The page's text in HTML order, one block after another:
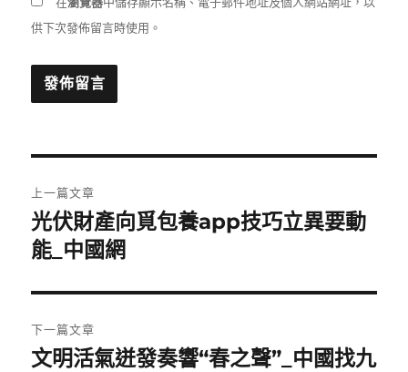
供下次發佈留言時使用。
章
導
覽
上一篇文章
上
一
文
章:
光伏財產向覓包養app技巧立異要動
能_中國網
下一篇文章
下
文明活氣迸發奏響“春之聲”_中國找九